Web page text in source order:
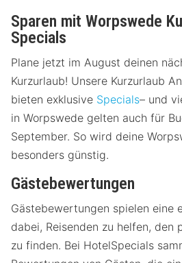
Sparen mit Worpswede
Specials
Plane jetzt im August deinen
Kurzurlaub! Unsere Kurzurlaub
bieten exklusive Specials– und
in Worpswede gelten auch für
September. So wird deine
besonders günstig.
Gästebewertungen
Gästebewertungen spielen eine
dabei, Reisenden zu helfen, den
zu finden. Bei HotelSpecials